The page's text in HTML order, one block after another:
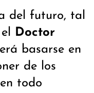
del futuro, tal
Doctor
basarse en
de los
todo